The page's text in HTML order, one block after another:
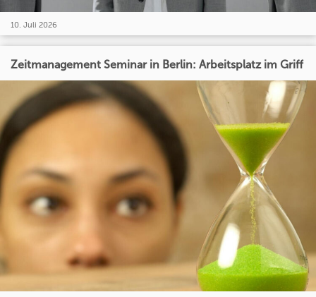
10. Juli 2026
Zeitmanagement Seminar in Berlin: Arbeitsplatz im Griff